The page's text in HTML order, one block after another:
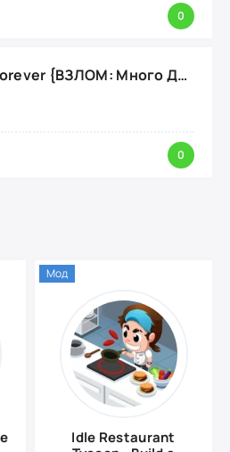
0
Neodori Forever {ВЗЛОМ: Много Денег}
0
Idle Restaurant
Мод